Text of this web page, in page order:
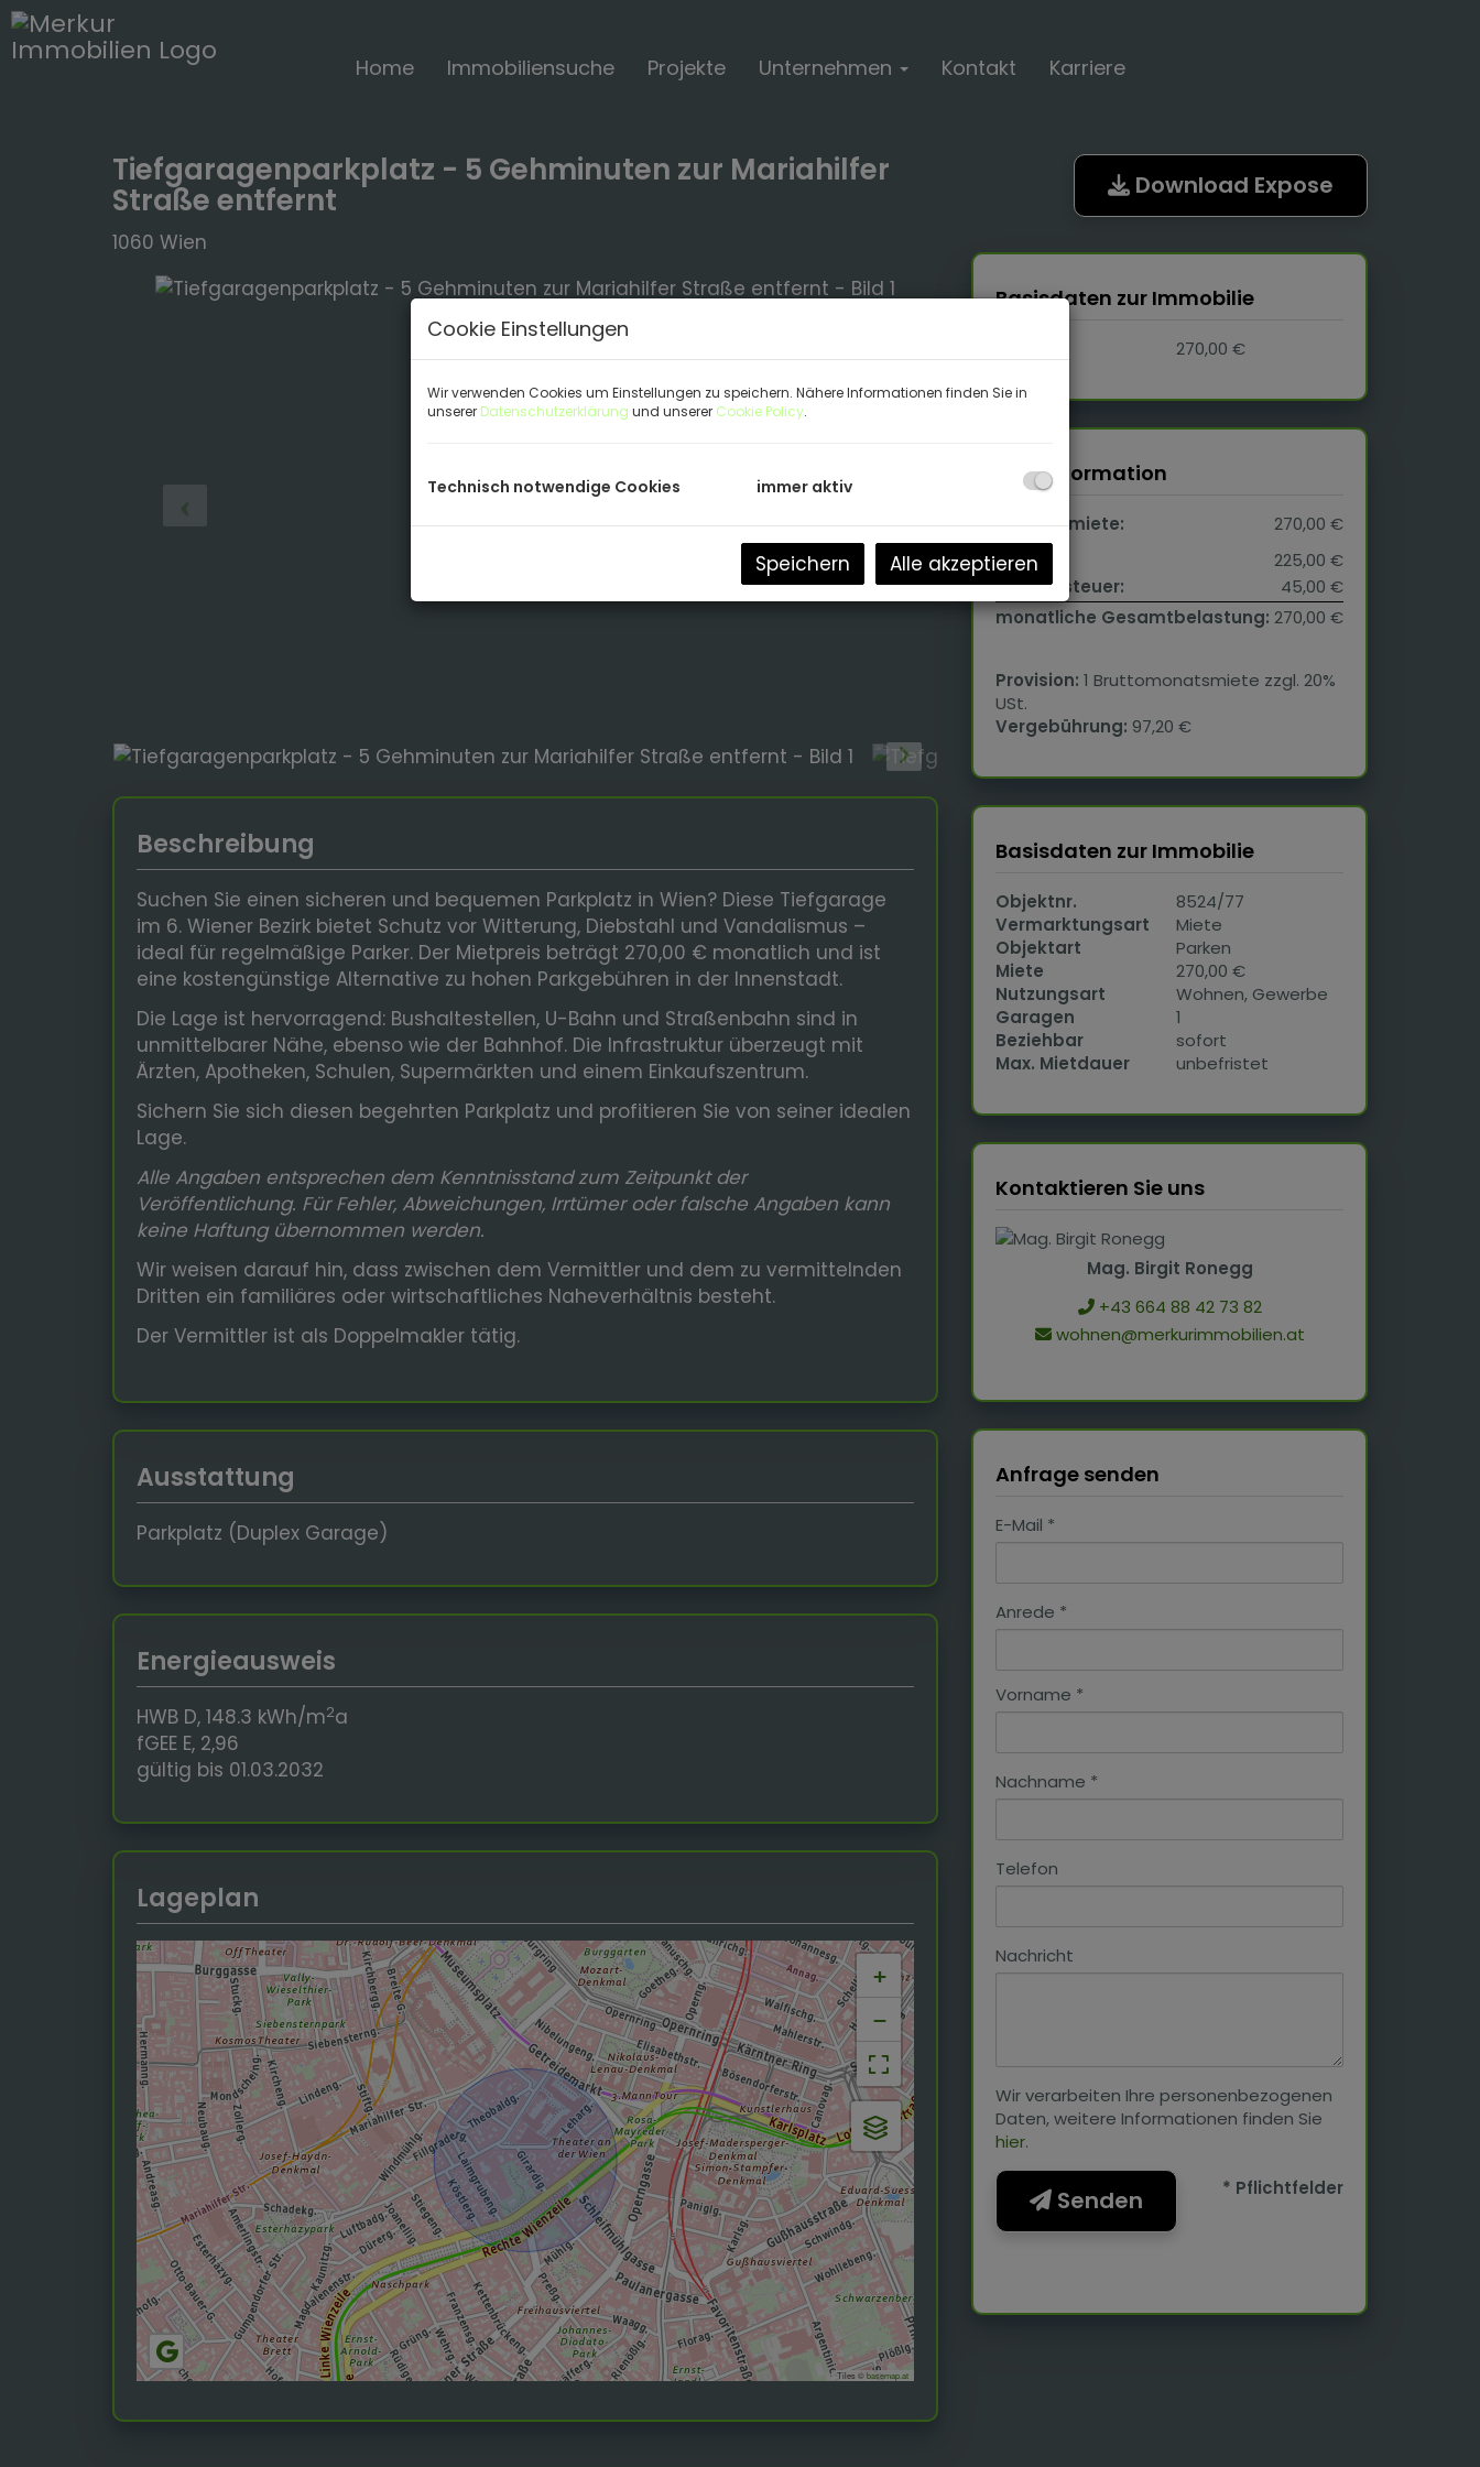
Home Immobiliensuche Projekte Unternehmen Kontakt Karriere
Tiefgaragenparkplatz - 5 Gehminuten zur Mariahilfer
Straße entfernt
1060 Wien
Beschreibung
Suchen Sie einen sicheren und bequemen Parkplatz in Wien? Diese Tiefgarage
im 6. Wiener Bezirk bietet Schutz vor Witterung, Diebstahl und Vandalismus –
ideal für regelmäßige Parker. Der Mietpreis beträgt 270,00 € monatlich und ist
eine kostengünstige Alternative zu hohen Parkgebühren in der Innenstadt.
Die Lage ist hervorragend: Bushaltestellen, U-Bahn und Straßenbahn sind in
unmittelbarer Nähe, ebenso wie der Bahnhof. Die Infrastruktur überzeugt mit
Ärzten, Apotheken, Schulen, Supermärkten und einem Einkaufszentrum.
Sichern Sie sich diesen begehrten Parkplatz und profitieren Sie von seiner idealen
Lage.
Alle Angaben entsprechen dem Kenntnisstand zum Zeitpunkt der
Veröffentlichung. Für Fehler, Abweichungen, Irrtümer oder falsche Angaben kann
keine Haftung übernommen werden.
Wir weisen darauf hin, dass zwischen dem Vermittler und dem zu vermittelnden
Dritten ein familiäres oder wirtschaftliches Naheverhältnis besteht.
Der Vermittler ist als Doppelmakler tätig.
Ausstattung
Parkplatz (Duplex Garage)
Energieausweis
HWB D, 148.3 kWh/m2a
fGEE E, 2,96
gültig bis 01.03.2032
Lageplan
+
−
Tiles ©basemap.at
Download Expose
Basisdaten zur Immobilie
270,00 €
Preisinformation
Gesamtmiete:
270,00 €
Miete:
225,00 €
Umsatzsteuer:
45,00 €
monatliche Gesamtbelastung: 270,00 €
Provision: 1 Bruttomonatsmiete zzgl. 20%
USt.
Vergebührung: 97,20 €
Basisdaten zur Immobilie
Objektnr.
8524/77
Vermarktungsart
Miete
Objektart
Parken
Miete
270,00 €
Nutzungsart
Wohnen Gewerbe
Garagen
1
Beziehbar
sofort
Max. Mietdauer
unbefristet
Kontaktieren Sie uns
Mag. Birgit Ronegg
+43 664 88 42 73 82
wohnen@merkurimmobilien.at
Anfrage senden
E-Mail
Anrede
Vorname
Nachname
Telefon
Nachricht
Wir verarbeiten Ihre personenbezogenen
Daten, weitere Informationen finden Sie
hier.
Senden * Pflichtfelder
Cookie Einstellungen
Wir verwenden Cookies um Einstellungen zu speichern. Nähere Informationen finden Sie in
unserer Datenschutzerklärung und unserer Cookie Policy.
Technisch notwendige Cookies immer aktiv
Speichern Alle akzeptieren